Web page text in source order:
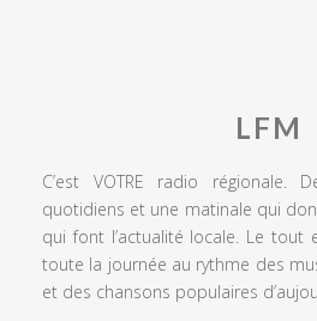
LFM
C’est VOTRE radio régionale.
quotidiens et une matinale qui
qui font l’actualité locale. Le tout
toute la journée au rythme des
et des chansons populaires